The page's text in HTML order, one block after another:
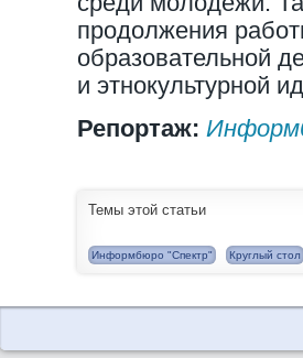
продолжения
образовательной
и этнокультурной
Репортаж:
Темы этой статьи
Информбюро "Спектр" Круглый стол